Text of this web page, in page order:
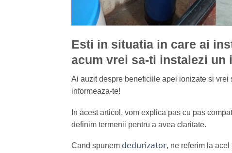
Esti in situatia in care ai
acum vrei sa-ti instalezi un
Ai auzit despre beneficiile apei ionizate si
informeaza-te!
In acest articol, vom explica pas cu pas
definim termenii pentru a avea claritate.
Cand spunem dedurizator, ne referim la